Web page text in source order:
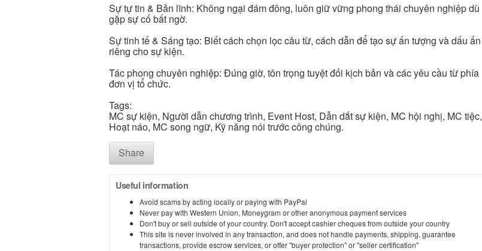
Sự tự tin & Bản lĩnh: Không ngại đám đông, luôn giữ vững phong thái chuyên nghiệp dù
gặp sự cố bất ngờ.
Sự tinh tế & Sáng tạo: Biết cách chọn lọc câu từ, cách dẫn để tạo sự ấn tượng và dấu ấn
riêng cho sự kiện.
Tác phong chuyên nghiệp: Đúng giờ, tôn trọng tuyệt đối kịch bản và các yêu cầu từ phía
đơn vị tổ chức.
Tags:
MC sự kiện, Người dẫn chương trình, Event Host, Dẫn dắt sự kiện, MC hội nghị, MC tiệc,
Hoạt náo, MC song ngữ, Kỹ năng nói trước công chúng.
Share
Useful information
Avoid scams by acting locally or paying with PayPal
Never pay with Western Union, Moneygram or other anonymous payment services
Don't buy or sell outside of your country. Don't accept cashier cheques from outside your country
This site is never involved in any transaction, and does not handle payments, shipping, guarantee
transactions, provide escrow services, or offer "buyer protection" or "seller certification"